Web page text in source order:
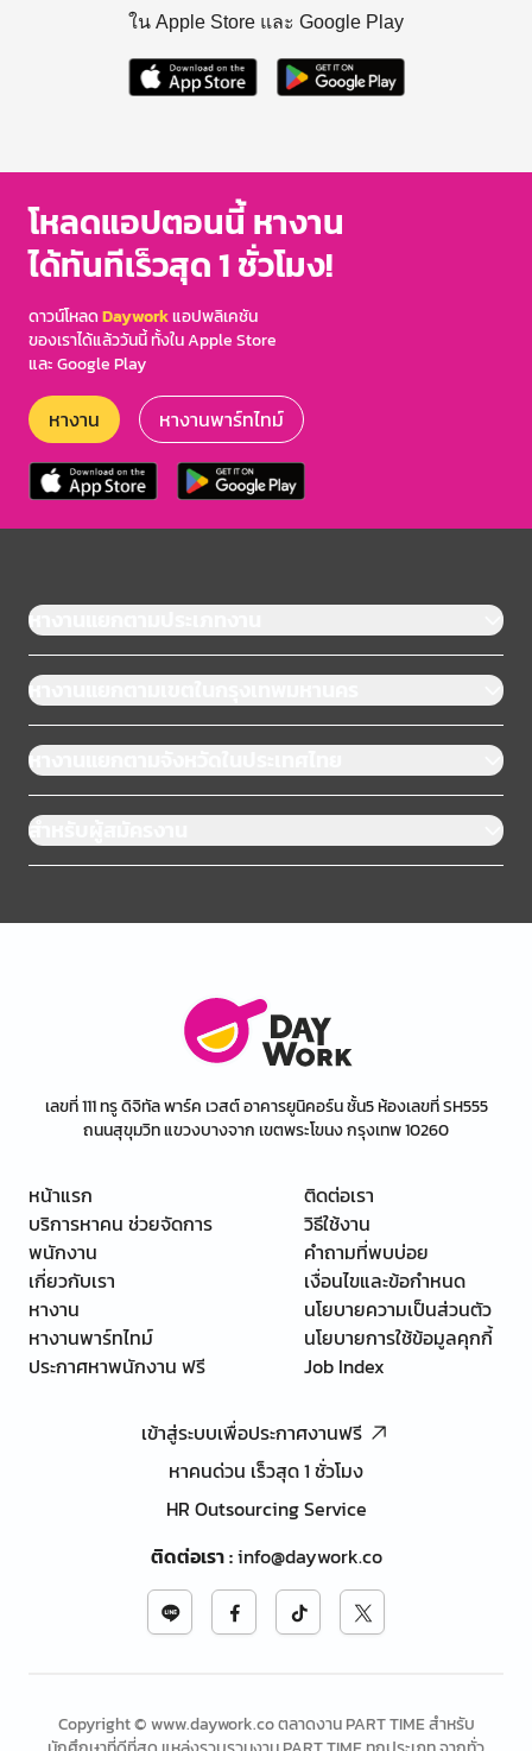
ใน Apple Store และ Google Play
โหลดแอปตอนนี้ หางาน
ได้ทันทีเร็วสุด 1 ชั่วโมง!
ดาวน์โหลดDayworkแอปพลิเคชัน
ของเราได้แล้ววันนี้ ทั้งใน Apple Store
และ Google Play
หางาน หางานพาร์ทไทม์
หางานแยกตามประเภทงาน
หางานแยกตามเขตในกรุงเทพมหานคร
หางานแยกตามจังหวัดในประเทศไทย
สำหรับผู้สมัครงาน
เลขที่ 111 ทรู ดิจิทัล พาร์ค เวสต์ อาคารยูนิคอร์น ชั้น5 ห้องเลขที่ SH555
ถนนสุขุมวิท แขวงบางจาก เขตพระโขนง กรุงเทพ 10260
หน้าแรก
บริการหาคน ช่วยจัดการ
พนักงาน
เกี่ยวกับเรา
หางาน
หางานพาร์ทไทม์
ประกาศหาพนักงาน ฟรี
ติดต่อเรา
วิธีใช้งาน
คำถามที่พบบ่อย
เงื่อนไขและข้อกำหนด
นโยบายความเป็นส่วนตัว
นโยบายการใช้ข้อมูลคุกกี้
Job Index
เข้าสู่ระบบเพื่อประกาศงานฟรี
หาคนด่วน เร็วสุด 1 ชั่วโมง
HR Outsourcing Service
ติดต่อเรา:info@daywork.co
Copyright © www.daywork.co ตลาดงาน PART TIME สำหรับ